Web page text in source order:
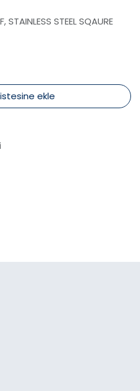
STAINLESS STEEL SQAURE
ekle